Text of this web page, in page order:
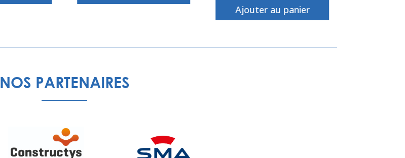
Ajouter au panier
NOS PARTENAIRES